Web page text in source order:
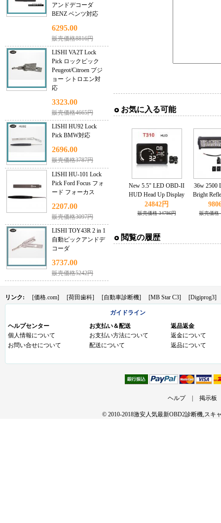
アンドデコーダ
BENZ ベンツ対応
6295.00
販売価格8816円
LISHI VA2T Lock
Pick ロックピック
Peugeot/Citroen プジ
ョー シトロエン対
応
3323.00
販売価格4665円
LISHI HU92 Lock
Pick BMW対応
2696.00
販売価格3787円
LISHI HU-101 Lock
Pick Ford Focus フォ
ード フォーカス
2207.00
販売価格3097円
LISHI TOY43R 2 in 1
自動ピックアンドデ
コーダ
3737.00
販売価格5242円
お気に入る可能
New 5.5" LED OBD-II
HUD Head Up Display
Over Speeding
warning/speed/Km
indicator
24842円
販売価格 34786円
36w 2500
Bright
Led
販売価格
閲覧の履歴
リンク: [価格.com] [荷田歯科] [自動車診断機] [MB Star C3] [Digiprog3]
ガイドライン
ヘルプセンター
個人情報について
お問い合せについて
お支払い＆配送
お支払い方法について
配送について
返品返金
返金について
返品について
ヘルプ 掲示板
© 2010-2018激安人気最新OBD2診断機,スキ